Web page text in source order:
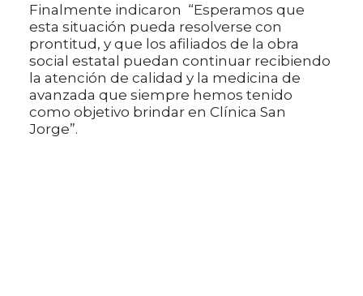
Finalmente indicaron “Esperamos que
esta situación pueda resolverse con
prontitud, y que los afiliados de la obra
social estatal puedan continuar recibiendo
la atención de calidad y la medicina de
avanzada que siempre hemos tenido
como objetivo brindar en Clínica San
Jorge”.